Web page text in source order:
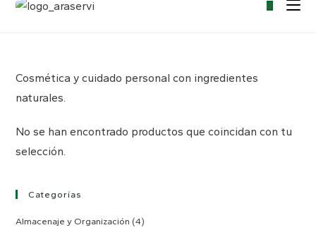
0
Cosmética y cuidado personal con ingredientes
naturales.
No se han encontrado productos que coincidan con tu
selección.
Categorías
Almacenaje y Organización (4)